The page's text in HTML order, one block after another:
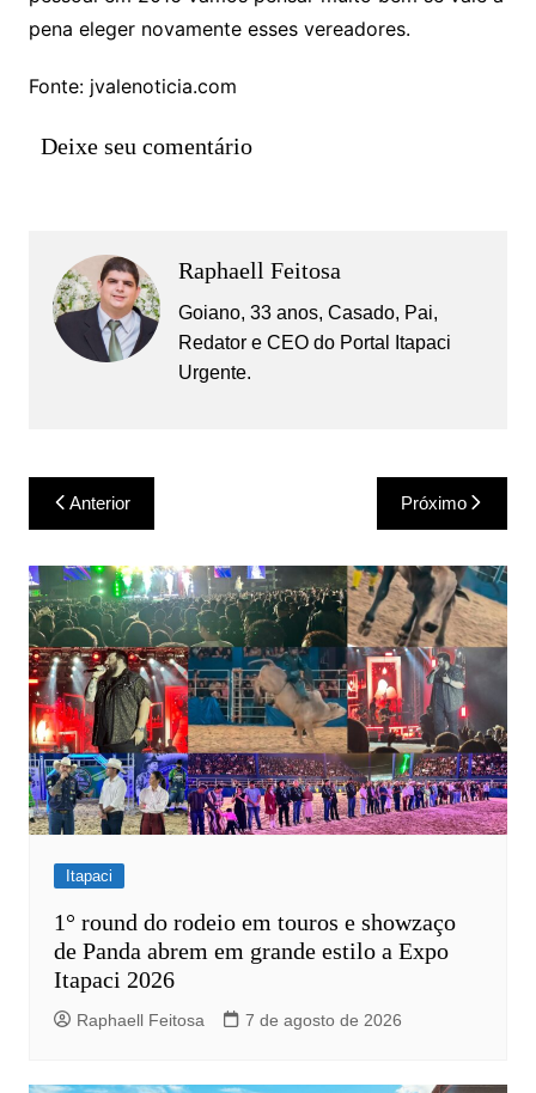
pena eleger novamente esses vereadores.
Fonte: jvalenoticia.com
Deixe seu comentário
Raphaell Feitosa
Goiano, 33 anos, Casado, Pai,
Redator e CEO do Portal Itapaci
Urgente.
Navegação
de
Post
Anterior Próximo
Itapaci
1° round do rodeio em touros e showzaço
de Panda abrem em grande estilo a Expo
Itapaci 2026
Raphaell Feitosa 7 de agosto de 2026